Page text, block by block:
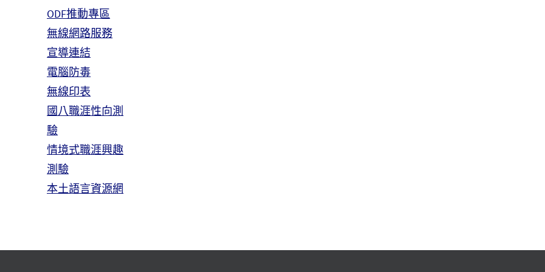
ODF推動專區
無線網路服務
宣導連結
電腦防毒
無線印表
國八職涯性向測
驗
情境式職涯興趣
測驗
本土語言資源網